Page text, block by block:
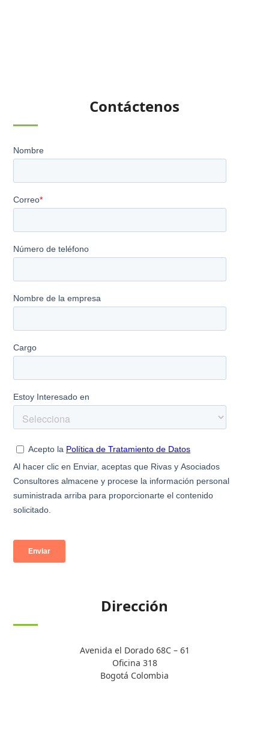
Contáctenos
Dirección
Avenida el Dorado 68C – 61
Oficina 318
Bogotá Colombia